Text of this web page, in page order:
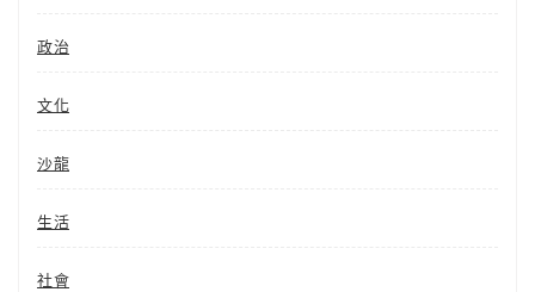
政治
文化
沙龍
生活
社會